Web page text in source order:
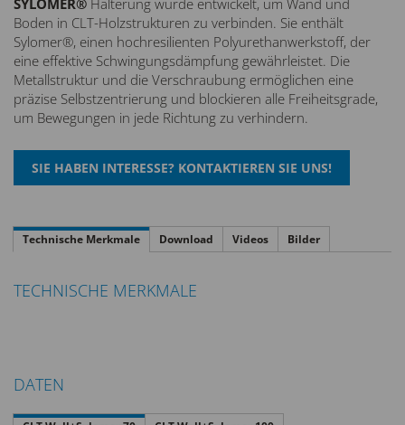
SYLOMER® Halterung wurde entwickelt, um Wand und
Boden in CLT-Holzstrukturen zu verbinden. Sie enthält
Sylomer®, einen hochresilienten Polyurethanwerkstoff, der
eine effektive Schwingungsdämpfung gewährleistet. Die
Metallstruktur und die Verschraubung ermöglichen eine
präzise Selbstzentrierung und blockieren alle Freiheitsgrade,
um Bewegungen in jede Richtung zu verhindern.
Technische Merkmale Download Videos Bilder
TECHNISCHE MERKMALE
DATEN